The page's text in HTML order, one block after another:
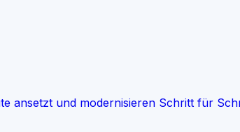
ansetzt und modernisieren Schritt für